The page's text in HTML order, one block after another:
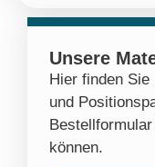
Unsere
Hier finden
und
können.